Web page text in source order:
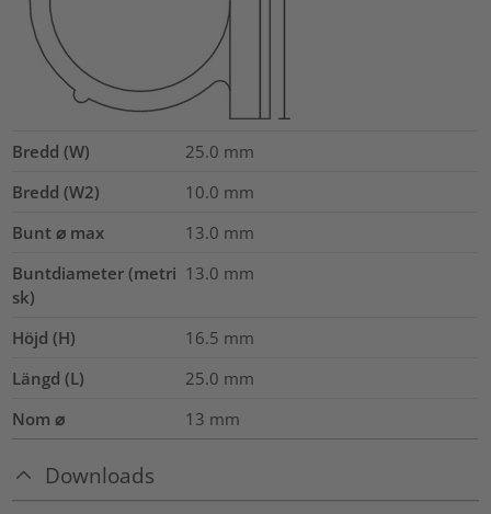
Bredd (W) 25.0 mm
Bredd (W2)
10.0 mm
Bunt ⌀ max
13.0 mm
Buntdiameter (metri
sk)
13.0 mm
Höjd (H) 16.5 mm
Längd (L)
25.0 mm
Nom ⌀
13 mm
Downloads